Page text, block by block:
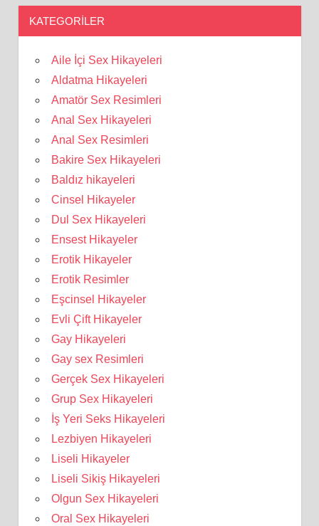
KATEGORILER
Aile İçi Sex Hikayeleri
Aldatma Hikayeleri
Amatör Sex Resimleri
Anal Sex Hikayeleri
Anal Sex Resimleri
Bakire Sex Hikayeleri
Baldız hikayeleri
Cinsel Hikayeler
Dul Sex Hikayeleri
Ensest Hikayeler
Erotik Hikayeler
Erotik Resimler
Eşcinsel Hikayeler
Evli Çift Hikayeler
Gay Hikayeleri
Gay sex Resimleri
Gerçek Sex Hikayeleri
Grup Sex Hikayeleri
İş Yeri Seks Hikayeleri
Lezbiyen Hikayeleri
Liseli Hikayeler
Liseli Sikiş Hikayeleri
Olgun Sex Hikayeleri
Oral Sex Hikayeleri